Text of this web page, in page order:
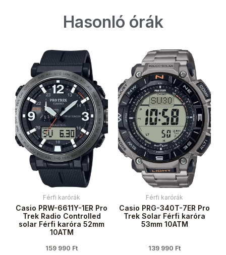
Hasonló órák
Férfi karórák
Casio PRW-6611Y-1ER Pro
Trek Radio Controlled
solar Férfi karóra 52mm
10ATM
159 990 Ft
Férfi karórák
Casio PRG-340T-7ER Pro
Trek Solar Férfi karóra
53mm 10ATM
139 990 Ft